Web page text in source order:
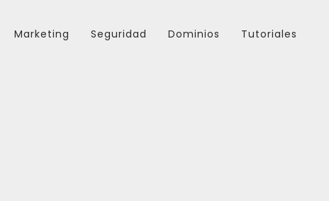
Marketing Seguridad Dominios Tutoriales